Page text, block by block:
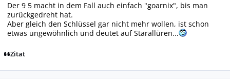
Der 9 5 macht in dem Fall auch einfach "goarnix", bis man
zurückgedreht hat.
Aber gleich den Schlüssel gar nicht mehr wollen, ist schon
etwas ungewöhnlich und deutet auf Starallüren...
Zitat